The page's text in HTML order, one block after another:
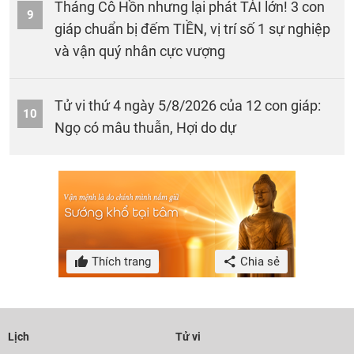
9
Tháng Cô Hồn nhưng lại phát TÀI lớn! 3 con
giáp chuẩn bị đếm TIỀN, vị trí số 1 sự nghiệp
và vận quý nhân cực vượng
10
Tử vi thứ 4 ngày 5/8/2026 của 12 con giáp:
Ngọ có mâu thuẫn, Hợi do dự
Thích trang Chia sẻ
Lịch Tử vi